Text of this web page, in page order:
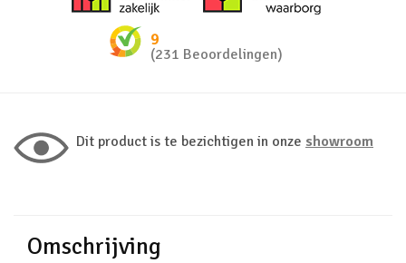
9
(231 Beoordelingen)
Dit product is te bezichtigen in onze showroom
Omschrijving